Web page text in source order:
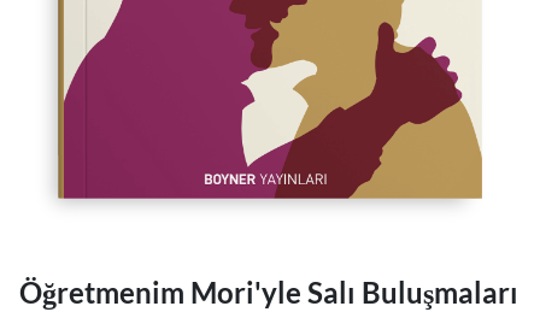
Öğretmenim Mori'yle Salı Buluşmaları